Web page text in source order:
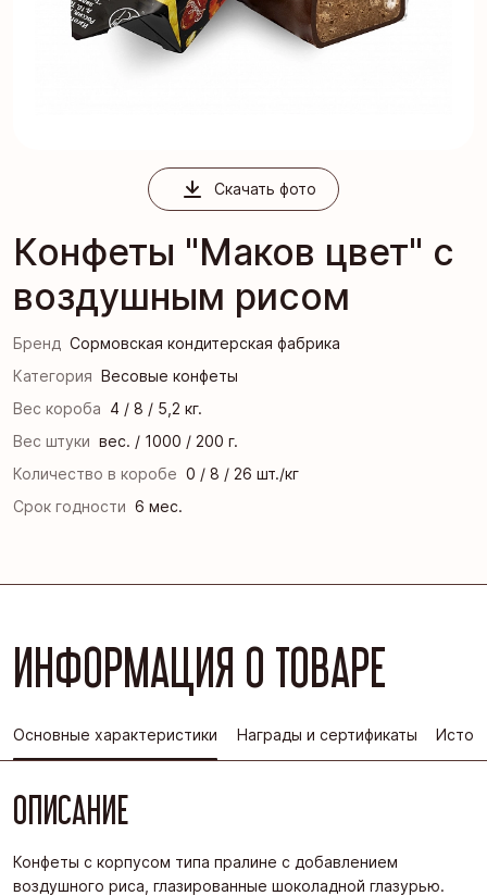
Скачать фото
Конфеты "Маков цвет" с
воздушным рисом
Бренд Сормовская кондитерская фабрика
Категория Весовые конфеты
Вес короба 4 / 8 / 5,2 кг.
Вес штуки вес. / 1000 / 200 г.
Количество в коробе 0 / 8 / 26 шт./кг
Срок годности 6 мес.
ИНФОРМАЦИЯ О ТОВАРЕ
Основные характеристики Награды и сертификаты
ОПИСАНИЕ
Конфеты с корпусом типа пралине с добавлением
воздушного риса, глазированные шоколадной глазурью.